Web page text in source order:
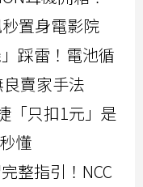
置身電影院
踩雷！電池循
賣家手法
「只扣1元」是
懂
整指引！NCC